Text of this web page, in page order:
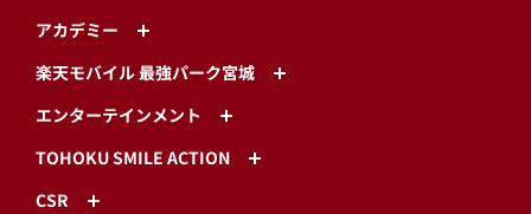
アカデミー
楽天モバイル 最強パーク宮城
エンターテインメント
TOHOKU SMILE ACTION
CSR